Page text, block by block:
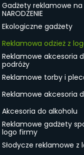
Gadżety reklamowe na
NARODZENIE
Ekologiczne gadżety
Reklamowa odzież z
Reklamowe akcesoria
podróży
Reklamowe torby i
Reklamowe akcesoria
Akcesoria do alkoholu
Reklamowe gadżety
logo firmy
Słodycze reklamowe z